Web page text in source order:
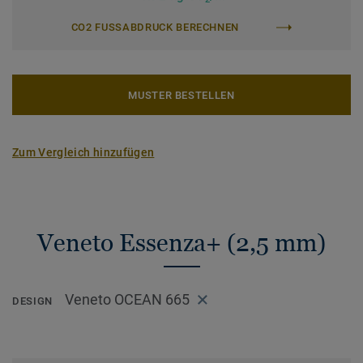
CO2 FUSSABDRUCK BERECHNEN
MUSTER BESTELLEN
Zum Vergleich hinzufügen
Veneto Essenza+ (2,5 mm)
DESIGN Veneto OCEAN 665